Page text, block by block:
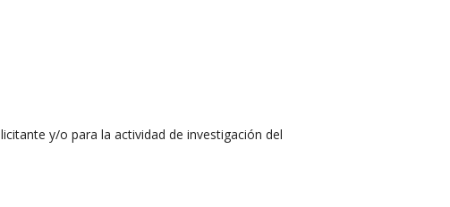
y/o para la actividad de investigación del